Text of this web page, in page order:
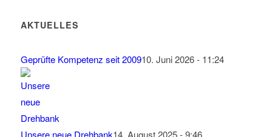
AKTUELLES
Geprüfte Kompetenz seit 200910. Juni 2026 - 11:24
Unsere neue Drehbank14. August 2025 - 9:46